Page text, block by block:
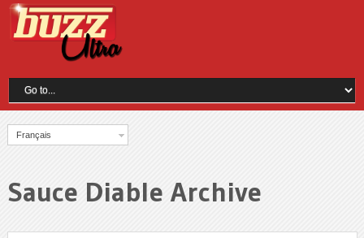
Français
Sauce Diable Archive